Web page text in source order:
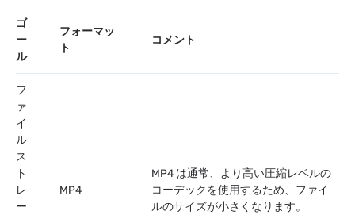
ゴ
ー
ル
フォーマッ
ト
コメント
フ
ァ
イ
ル
ス
ト
レ
ー
MP4
MP4 は通常、より高い圧縮レベルの
コーデックを使用するため、ファイ
ルのサイズが小さくなります。